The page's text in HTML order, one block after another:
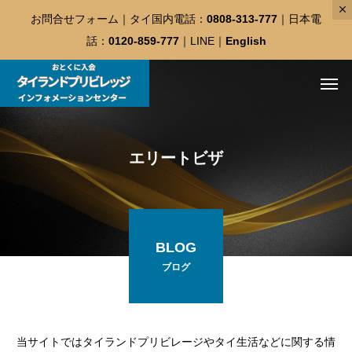
お問合せフォーム ｜タイ国内電話： 0808-313-777 ｜日本電
話： 0120-859-777｜ LINE｜ English
エリートビザ
BLOG
ブログ
当サイトではタイランドプリビレージやタイ生活などに関する情